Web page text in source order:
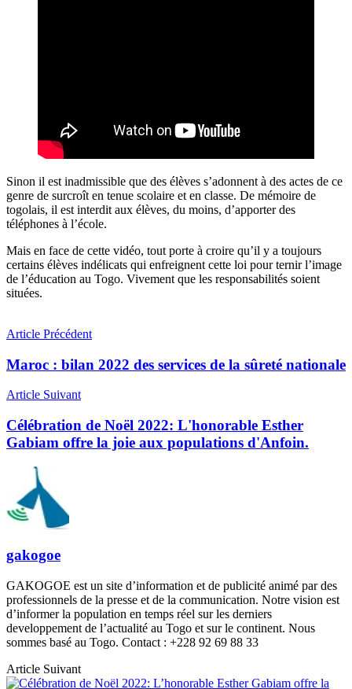
Sinon il est inadmissible que des élèves s’adonnent à des actes de ce
genre de surcroît en tenue scolaire et en classe. De mémoire de
togolais, il est interdit aux élèves, du moins, d’apporter des
téléphones à l’école.
Mais en face de cette vidéo, tout porte à croire qu’il y a toujours
certains élèves indélicats qui enfreignent cette loi pour ternir l’image
de l’éducation au Togo. Vivement que les responsabilités soient
situées.
Article Précédent
Maroc : bilan 2022 des services de la sûreté nationale
Article Suivant
Célébration de Noël 2022: L'honorable Esther
Gabiam offre la joie aux populations d'Anfoin.
gakogoe
GAKOGOE est un site d’information et de publicité animé par des
professionnels de la presse et de la communication. Notre vision est
d’informer la population en temps réel sur les derniers
developpement de l’actualité au Togo et sur le continent. Nous
sommes basé au Togo. Contact : +228 92 69 88 33
Article Suivant